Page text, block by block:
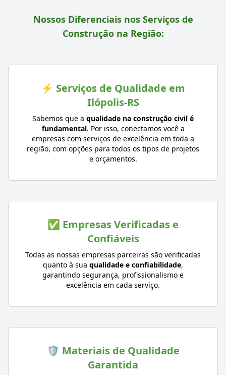
Nossos Diferenciais nos Serviços de
Construção na Região:
⚡ Serviços de Qualidade em
Ilópolis-RS
Sabemos que a qualidade na construção civil é
fundamental. Por isso, conectamos você a
empresas com serviços de excelência em toda a
região, com opções para todos os tipos de projetos
e orçamentos.
✅ Empresas Verificadas e
Confiáveis
Todas as nossas empresas parceiras são verificadas
quanto à sua qualidade e confiabilidade,
garantindo segurança, profissionalismo e
excelência em cada serviço.
🛡️ Materiais de Qualidade
Garantida